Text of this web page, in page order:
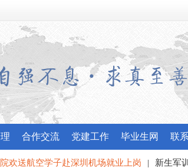
合作交流 党建工作 毕业生网 联
送航空学子赴深圳机场就业上岗 | 新生军训政